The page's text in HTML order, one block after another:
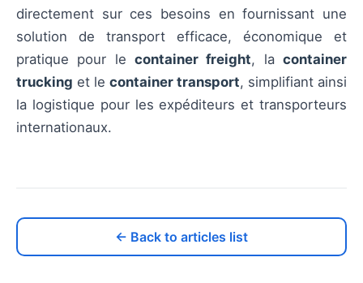
directement sur ces besoins en fournissant une
solution de transport efficace, économique et
pratique pour le container freight, lacontainer
trucking et le container transport, simplifiant ainsi
la logistique pour les expéditeurs et transporteurs
internationaux.
← Back to articles list